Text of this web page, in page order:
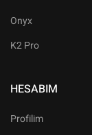
Onyx
K2 Pro
HESABIM
Profilim